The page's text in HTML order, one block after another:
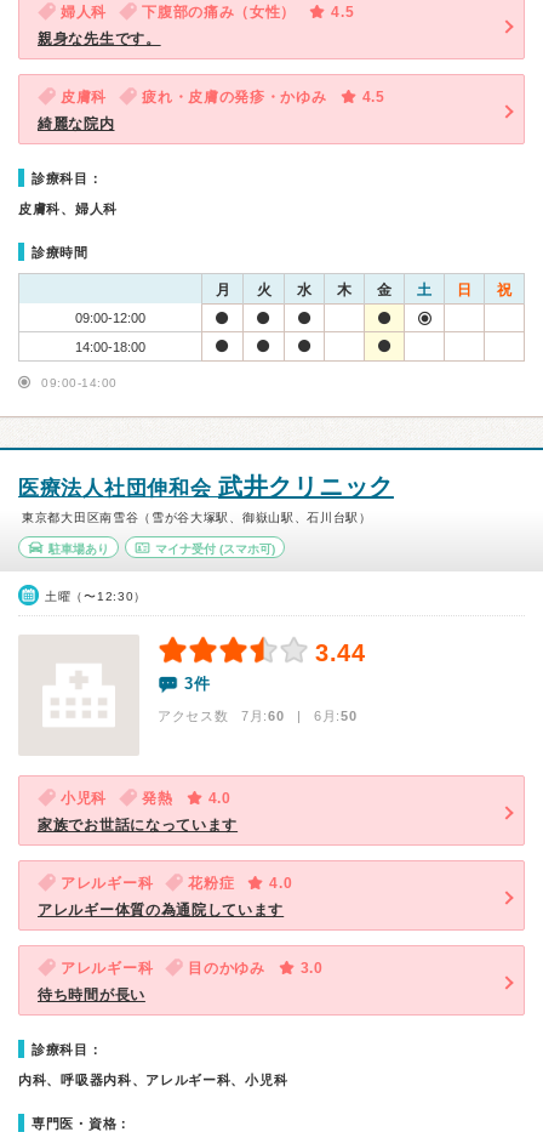
婦人科 下腹部の痛み（女性）
4.5
親身な先生です。
皮膚科 疲れ・皮膚の発疹・かゆみ
4.5
綺麗な院内
診療科目：
皮膚科、婦人科
診療時間
月 火 水 木 金 土 日 祝
09:00-12:00
14:00-18:00
09:00-14:00
医療法人社団伸和会 武井クリニック
東京都大田区南雪谷（雪が谷大塚駅、御嶽山駅、石川台駅）
駐車場あり マイナ受付(スマホ可)
土曜（〜12:30）
3.44
3件
アクセス数 7月:60 | 6月:50
小児科 発熱
4.0
家族でお世話になっています
アレルギー科 花粉症
4.0
アレルギー体質の為通院しています
アレルギー科 目のかゆみ
3.0
待ち時間が長い
診療科目：
内科、呼吸器内科、アレルギー科、小児科
専門医・資格：